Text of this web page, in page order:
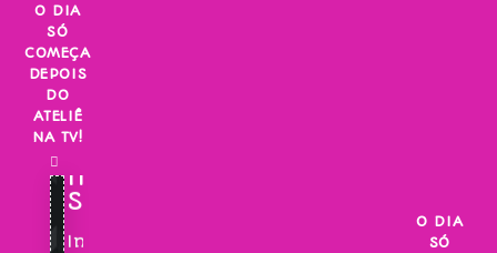
Skip
content
O DIA
SÓ
COMEÇA
DEPOIS
DO
ATELIÊ
NA TV!
INSCREVA-
SE!
Inscreva-
O DIA
SÓ